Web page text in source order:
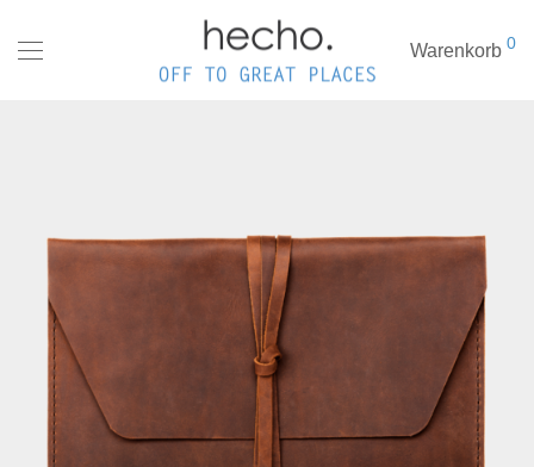
Warenkorb 0